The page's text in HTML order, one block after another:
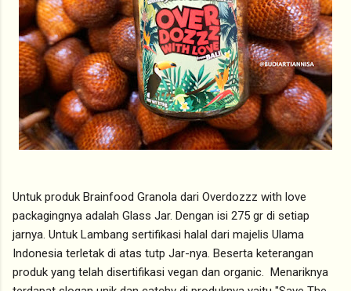
Untuk produk Brainfood Granola dari Overdozzz with love
packagingnya adalah Glass Jar. Dengan isi 275 gr di setiap
jarnya. Untuk Lambang sertifikasi halal dari majelis Ulama
Indonesia terletak di atas tutp Jar-nya. Beserta keterangan
produk yang telah disertifikasi vegan dan organic. Menariknya